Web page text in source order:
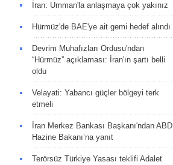
İran: Umman'la anlaşmaya çok yakınız
Hürmüz'de BAE'ye ait gemi hedef alındı
Devrim Muhafızları Ordusu'ndan
“Hürmüz” açıklaması: İran'ın şartı belli
oldu
Velayati: Yabancı güçler bölgeyi terk
etmeli
İran Merkez Bankası Başkanı'ndan ABD
Hazine Bakanı’na yanıt
Terörsüz Türkiye Yasası teklifi Adalet